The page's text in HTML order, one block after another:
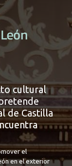
cultural
de Castilla
el
en el exterior